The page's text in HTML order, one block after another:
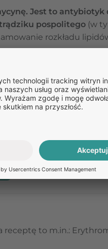
Jest to antybiotyk
pospolitego (w
rozkładu
postaci trądziku
leku?
stanowi porady medycznej.
Receptomat.
to m.in.: